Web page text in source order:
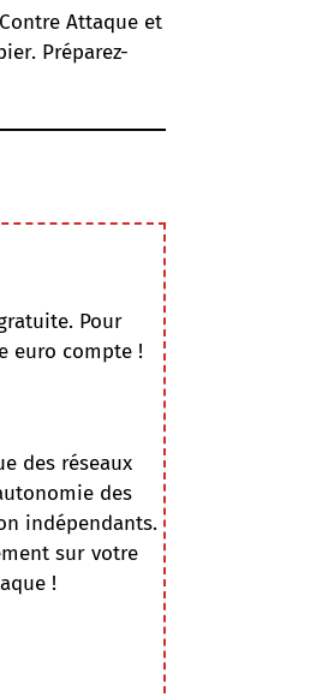
Attaque et
Préparez-
Pour
euro compte !
des réseaux
des
indépendants.
sur votre
!